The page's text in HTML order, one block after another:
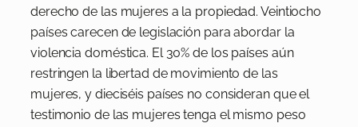
derecho de las mujeres a la propiedad. Veintiocho
países carecen de legislación para abordar la
violencia doméstica. El 30% de los países aún
restringen la libertad de movimiento de las
mujeres, y dieciséis países no consideran que el
testimonio de las mujeres tenga el mismo peso